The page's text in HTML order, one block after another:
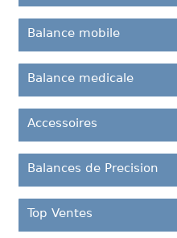
Balance mobile
Balance medicale
Accessoires
Balances de Precision
Top Ventes